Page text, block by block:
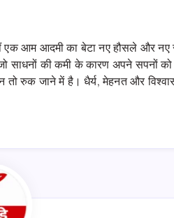
एक आम आदमी का बेटा नए हौसले और
साधनों की कमी के कारण अपने सपनों
रुक जाने में है। धैर्य, मेहनत और